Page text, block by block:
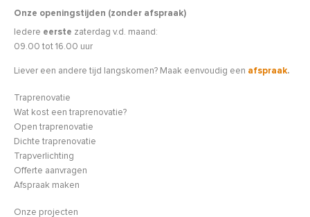
Onze openingstijden (zonder afspraak)
Iedere eerste zaterdag v.d. maand:
09.00 tot 16.00 uur
Liever een andere tijd langskomen? Maak eenvoudig een afspraak.
Traprenovatie
Wat kost een traprenovatie?
Open traprenovatie
Dichte traprenovatie
Trapverlichting
Offerte aanvragen
Afspraak maken
Onze projecten